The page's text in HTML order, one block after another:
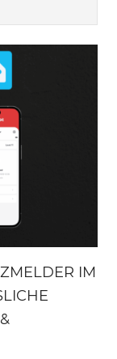
IM